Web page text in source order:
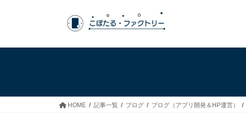
HOME 記事一覧 ブログ ブログ（アプリ開発＆HP運営）